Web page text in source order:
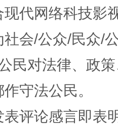
术幻境
代网络科技影
会/公众/民众/
民对法律、政
守法公民。
评论感言即表